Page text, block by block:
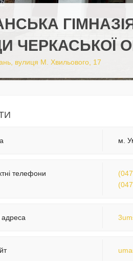
ЧЕРКАСЬКОЇ
вулиця М. Хвильового, 17
м.
телефони